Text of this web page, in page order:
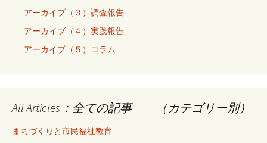
アーカイブ（３）調査報告
アーカイブ（４）実践報告
アーカイブ（５）コラム
All Articles：全ての記事 （カテゴリー別）
まちづくりと市民福祉教育